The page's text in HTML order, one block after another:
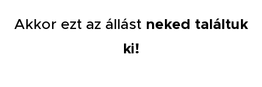
Akkor ezt az állást neked találtuk
ki!